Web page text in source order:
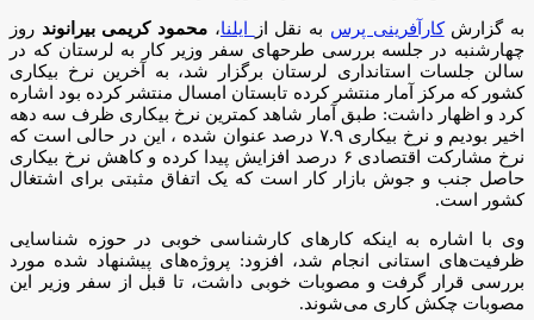
به گزارشکارآفرینی پرس به نقل از ایلنا، محمود کریمی بیرانوند روز
چهارشنبه در جلسه بررسی طرحهای سفر وزیر کار به لرستان که در
سالن جلسات استانداری لرستان برگزار شد، به آخرین نرخ بیکاری
کشور‌ که مرکز آمار منتشر کرده تابستان امسال منتشر کرده بود اشاره
کرد و اظهار داشت: طبق آمار شاهد کمترین نرخ بیکاری ظرف سه دهه
اخیر بودیم و نرخ بیکاری ۷.۹ درصد عنوان شده ، این در حالی است که
نرخ مشارکت اقتصادی ۶ درصد افزایش پیدا کرده و کاهش نرخ بیکاری
حاصل جنب و جوش بازار کار است که یک اتفاق مثبتی برای اشتغال
کشور است.
وی با اشاره به اینکه کارهای کارشناسی خوبی در حوزه شناسایی
ظرفیت‌های استانی انجام شد، افزود: پروژه‌های پیشنهاد شده مورد
بررسی قرار گرفت و مصوبات خوبی داشت، تا قبل از سفر وزیر این
مصوبات چکش کاری می‌شوند.